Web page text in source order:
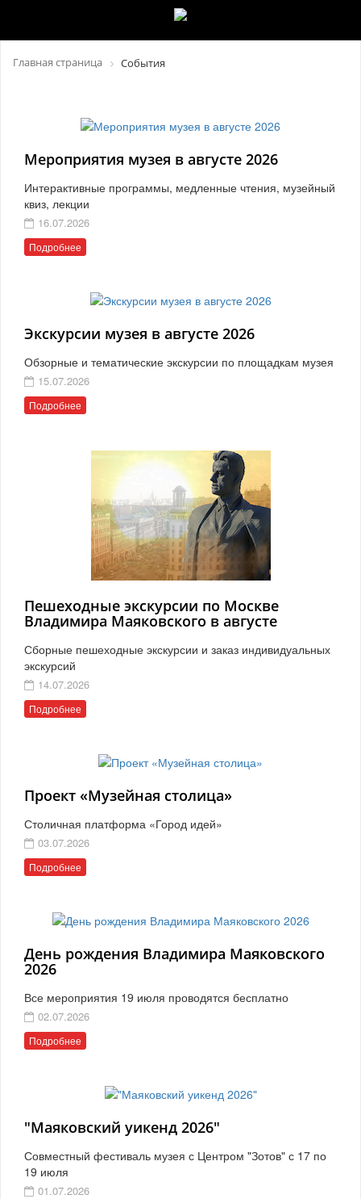
Главная страница События
Мероприятия музея в августе 2026
Интерактивные программы, медленные чтения, музейный
квиз, лекции
16.07.2026
Подробнее
Экскурсии музея в августе 2026
Обзорные и тематические экскурсии по площадкам музея
15.07.2026
Подробнее
Пешеходные экскурсии по Москве
Владимира Маяковского в августе
Сборные пешеходные экскурсии и заказ индивидуальных
экскурсий
14.07.2026
Подробнее
Проект «Музейная столица»
Столичная платформа «Город идей»
03.07.2026
Подробнее
День рождения Владимира Маяковского
2026
Все мероприятия 19 июля проводятся бесплатно
02.07.2026
Подробнее
"Маяковский уикенд 2026"
Совместный фестиваль музея с Центром "Зотов" с 17 по
19 июля
01.07.2026